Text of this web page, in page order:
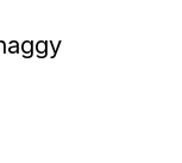
Benutzer über
es, Anzeigen
relevant und
Herausgeber und